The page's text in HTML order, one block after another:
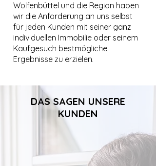
Wolfenbüttel und die Region haben
wir die Anforderung an uns selbst
für jeden Kunden mit seiner ganz
individuellen Immobilie oder seinem
Kaufgesuch bestmögliche
Ergebnisse zu erzielen.
DAS SAGEN UNSERE
KUNDEN